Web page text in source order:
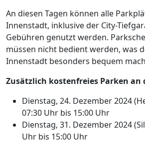
An diesen Tagen können alle
Innenstadt, inklusive der City-
Gebühren genutzt werden.
müssen nicht bedient werden, was
Innenstadt besonders bequem
Zusätzlich kostenfreies Parken an
Dienstag, 24. Dezember 2024
07:30 Uhr bis 15:00 Uhr
Dienstag, 31. Dezember 2024
Uhr bis 15:00 Uhr